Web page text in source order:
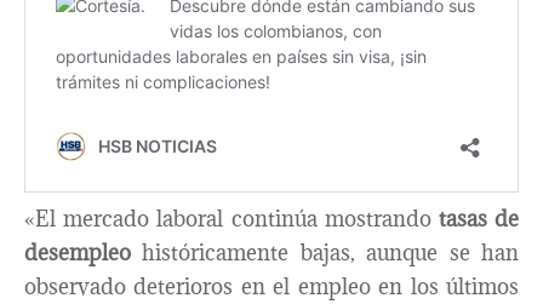
«El mercado laboral continúa mostrando tasas de
desempleo históricamente bajas, aunque se han
observado deterioros en el empleo en los últimos